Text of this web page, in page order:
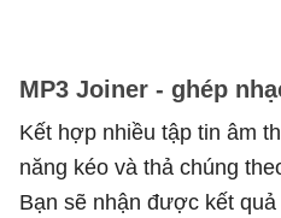
MP3 Joiner - ghép
Kết hợp nhiều tập tin âm
năng kéo và thả chúng
Bạn sẽ nhận được kết